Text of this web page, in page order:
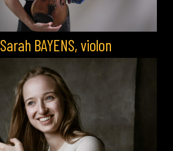
Sarah BAYENS, violon